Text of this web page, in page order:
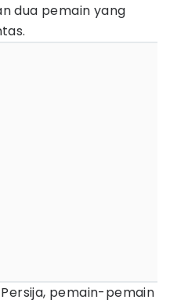
dua pemain yang
pemain-pemain